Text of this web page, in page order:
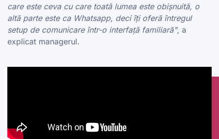
care este ceva cu care toată lumea este obișnuită, o
altă parte este ca Whatsapp, deci îți oferă întregul
setup de comunicare într-o interfață familiară", a
explicat managerul.